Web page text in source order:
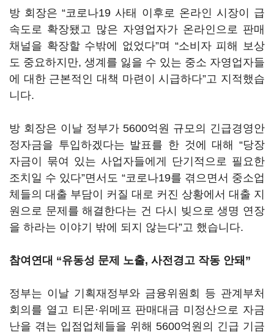
방 회장은 “코로나19 사태 이후로 온라인 시장이 급
속도로 확장됐고 많은 자영업자가 온라인으로 판매
채널을 확장할 수밖에 없었다”며 “소비자 피해 보상
도 중요하지만, 생계를 잃을 수 있는 중소 자영업자들
에 대한 근본적인 대책 마련이 시급하다”고 지적했습
니다.
방 회장은 이날 정부가 5600억원 규모의 긴급경영안
정자금을 투입하겠다는 발표를 한 것에 대해 “당장
자금이 묶여 있는 사업자들에게 단기적으로 필요한
조치일 수 있다”면서도 “코로나19를 겪으면서 중소업
체들의 대출 부담이 커질 대로 커진 상황에서 대출 지
원으로 문제를 해결한다는 건 다시 빚으로 생명 연장
을 하라는 이야기 밖에 되지 않는다”고 했습니다.
참여연대 “유동성 문제 노출, 사전경고 작동 안돼”
정부는 이날 기획재정부와 금융위원회 등 관계부처
회의를 열고 티몬·위메프 판매대금 미정산으로 자금
난을 겪는 입점업체들을 위해 5600억원의 긴급 기금